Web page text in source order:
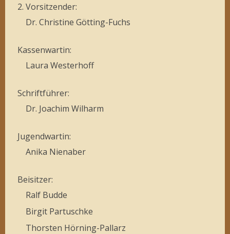
2. Vorsitzender:
Dr. Christine Götting-Fuchs
Kassenwartin:
Laura Westerhoff
Schriftführer:
Dr. Joachim Wilharm
Jugendwartin:
Anika Nienaber
Beisitzer:
Ralf Budde
Birgit Partuschke
Thorsten Hörning-Pallarz